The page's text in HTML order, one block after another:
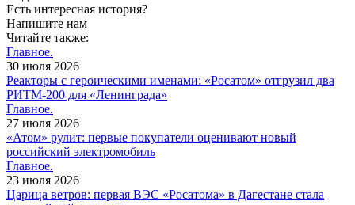
Есть интересная история?
Напишите нам
Читайте также:
Главное.
30 июля 2026
Реакторы с героическими именами: «Росатом» отгрузил два
РИТМ-200 для «Ленинграда»
Главное.
27 июля 2026
«Атом» рулит: первые покупатели оценивают новый
российский электромобиль
Главное.
23 июля 2026
Царица ветров: первая ВЭС «Росатома» в Дагестане стала